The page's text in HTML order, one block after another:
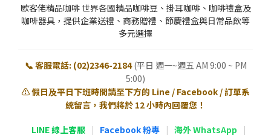
歐客佬精品咖啡 世界各國精品咖啡豆、掛耳咖啡、咖啡禮盒及
咖啡器具，提供企業送禮、商務贈禮、節慶禮盒與日常品飲等
多元選擇
📞 客服電話: (02)2346-2184 (平日 週一~週五 AM 9:00 ~ PM
5:00)
⚠️ 假日及平日下班時間請至下方的 Line / Facebook / 訂單系
統留言，我們將於 12 小時內回覆您！
LINE 線上客服 | Facebook 粉專 | 海外 WhatsApp |